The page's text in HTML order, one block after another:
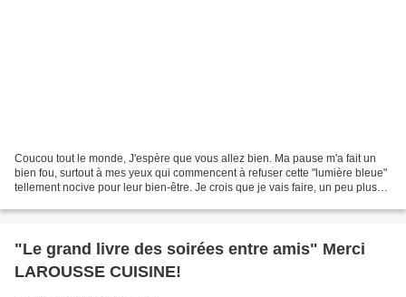
Coucou tout le monde, J'espère que vous allez bien. Ma pause m'a fait un
bien fou, surtout à mes yeux qui commencent à refuser cette "lumière bleue"
tellement nocive pour leur bien-être. Je crois que je vais faire, un peu plus
"Le grand livre des soirées entre amis" Merci
LAROUSSE CUISINE!